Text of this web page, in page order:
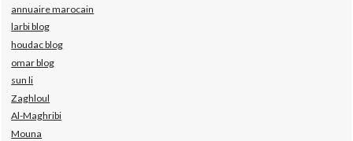
annuaire marocain
larbi blog
houdac blog
omar blog
sun li
Zaghloul
Al-Maghribi
Mouna